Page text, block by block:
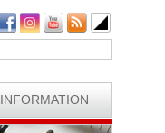
INFORMATION